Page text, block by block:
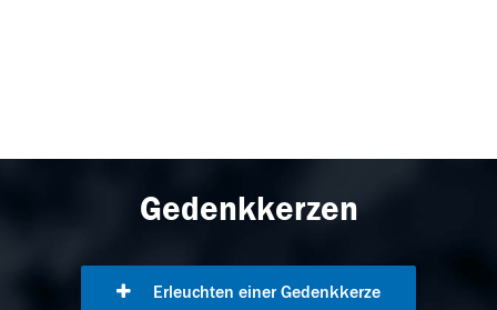
Gedenkkerzen
Erleuchten einer Gedenkkerze